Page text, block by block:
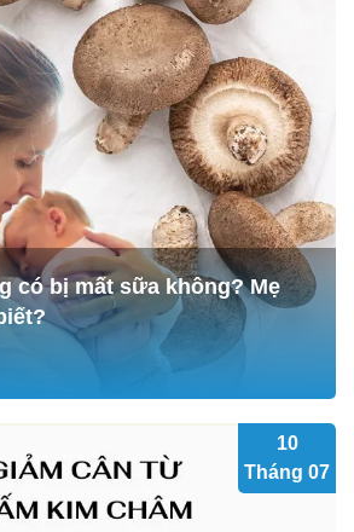
có bị mất sữa không? Mẹ
mất sữa không? – Đây là câu hỏi
quan tâm khi lựa chọn thực phẩm
10
Tháng 07